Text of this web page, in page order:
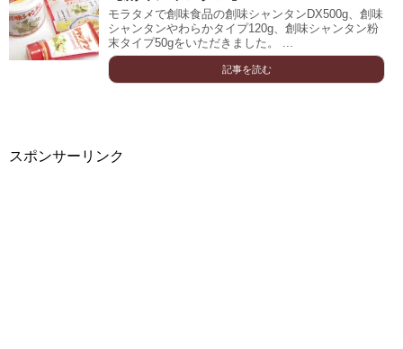
モラタメで創味食品の創味シャンタンDX500g、創味
シャンタンやわらかタイプ120g、創味シャンタン粉
末タイプ50gをいただきました。 ...
記事を読む
スポンサーリンク